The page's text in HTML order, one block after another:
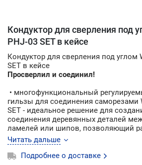
Кондуктор для сверления под
PHJ-03 SET в кейсе
Кондуктор для сверления под углом
SET в кейсе
Просверлил и соединил!
• многофункциональный
гильзы для соединения саморезами
SET - идеальное решение для
соединения деревянных деталей
ламелей или шипов, позволяющий
узкими, так и широкими заготовками
дополнительной настройки
• кондуктор Pocket-Hole WOODWORK
Читать дальше
Подробнее о доставке